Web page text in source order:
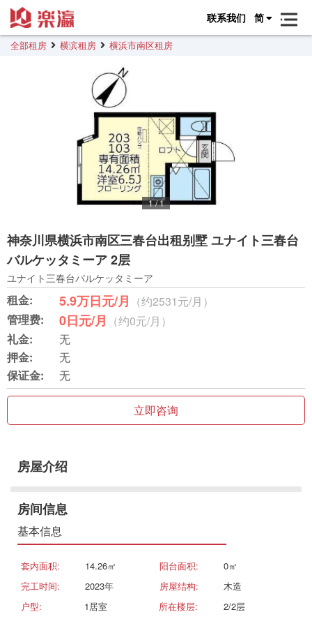
联系我们 简
全部租房 横滨租房 横浜市南区租房
1/1
神奈川県横浜市南区三春台出租别墅 ユナイト三春台
バルケッタミーア 2层
ユナイト三春台バルケッタミーア
租金: 5.9万日元/月 （约2531元/月）
管理费:
0日元/月 （约0元/月）
礼金:
无
押金:
无
保证金:
无
立即咨询
房屋介绍
房间信息
基本信息
套内面积: 14.26㎡ 阳台面积:
0㎡
完工时间:
2023年 房屋结构:
木造
户型:
1居室 所在楼层:
2/2层